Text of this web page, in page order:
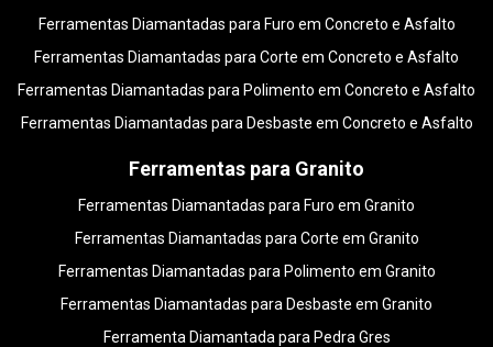
Ferramentas Diamantadas para Furo em Concreto e Asfalto
Ferramentas Diamantadas para Corte em Concreto e Asfalto
Ferramentas Diamantadas para Polimento em Concreto e Asfalto
Ferramentas Diamantadas para Desbaste em Concreto e Asfalto
Ferramentas para Granito
Ferramentas Diamantadas para Furo em Granito
Ferramentas Diamantadas para Corte em Granito
Ferramentas Diamantadas para Polimento em Granito
Ferramentas Diamantadas para Desbaste em Granito
Ferramenta Diamantada para Pedra Gres